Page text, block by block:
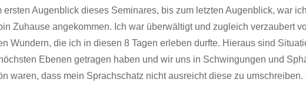
ersten Augenblick dieses Seminares, bis zum letzten Augenblick, war
Zuhause angekommen. Ich war überwältigt und zugleich verzaubert
Wundern, die ich in diesen 8 Tagen erleben durfte. Hieraus sind
Ebenen getragen haben und wir uns in Schwingungen und
waren, dass mein Sprachschatz nicht ausreicht diese zu